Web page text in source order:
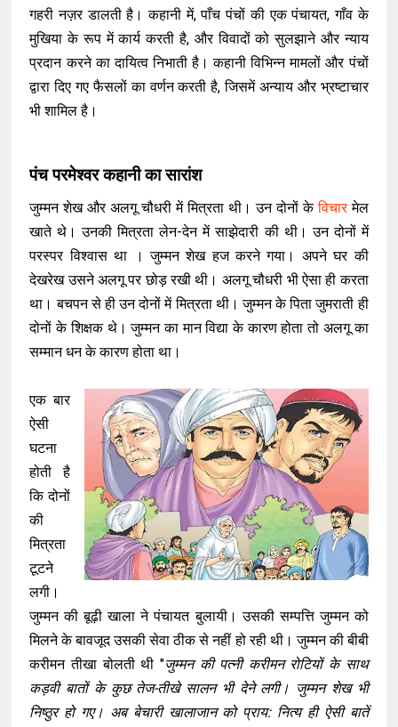
गहरी नज़र डालती है। कहानी में, पाँच पंचों की एक पंचायत, गाँव के
मुखिया के रूप में कार्य करती है, और विवादों को सुलझाने और न्याय
प्रदान करने का दायित्व निभाती है। कहानी विभिन्न मामलों और पंचों
द्वारा दिए गए फैसलों का वर्णन करती है, जिसमें अन्याय और भ्रष्टाचार
भी शामिल है।
पंच परमेश्वर कहानी का सारांश
जुम्मन शेख और अलगू चौधरी में मित्रता थी। उन दोनों केविचारमेल
खाते थे। उनकी मित्रता लेन-देन में साझेदारी की थी। उन दोनों में
परस्पर विश्वास था । जुम्मन शेख हज करने गया। अपने घर की
देखरेख उसने अलगू पर छोड़ रखी थी। अलगू चौधरी भी ऐसा ही करता
था। बचपन से ही उन दोनों में मित्रता थी। जुम्मन के पिता जुमराती ही
दोनों के शिक्षक थे। जुम्मन का मान विद्या के कारण होता तो अलगू का
सम्मान धन के कारण होता था।
एक बार
ऐसी
घटना
होती है
कि दोनों
की
मित्रता
टूटने
लगी।
जुम्मन की बूढ़ी खाला ने पंचायत बुलायी। उसकी सम्पत्ति जुम्मन को
मिलने के बावजूद उसकी सेवा ठीक से नहीं हो रही थी। जुम्मन की बीबी
करीमन तीखा बोलती थी "जुम्मन की पत्नी करीमन रोटियों के साथ
कड़वी बातों के कुछ तेज-तीखे सालन भी देने लगी। जुम्मन शेख भी
निष्ठुर हो गए। अब बेचारी खालाजान को प्राय: नित्य ही ऐसी बातें